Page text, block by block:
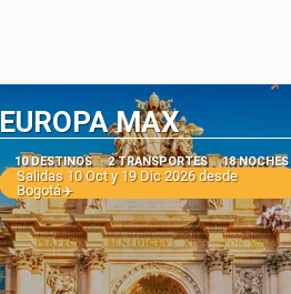
EUROPA MAX
10 DESTINOS 2 TRANSPORTES 18 NOCHES
Salidas 10 Oct y 19 Dic 2026 desde
Bogotá✈️